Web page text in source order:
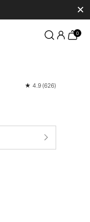
✕
0
★ 4.9 (626)